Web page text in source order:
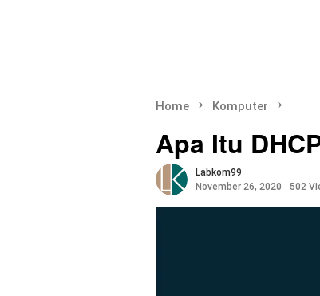
Home Komputer
Apa Itu
Labkom99
November 26, 2020
502